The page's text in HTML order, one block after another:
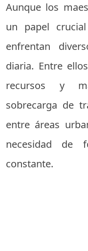
Aunque los
un papel
enfrentan
diaria. Entre
recursos y
sobrecarga de
entre áreas
necesidad de
constante.